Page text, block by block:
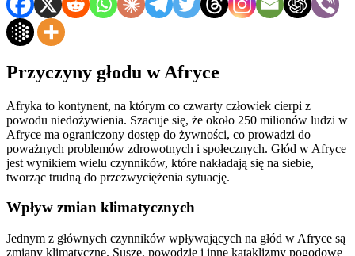
Przyczyny głodu w Afryce
Afryka to kontynent, na którym co czwarty człowiek cierpi z
powodu niedożywienia. Szacuje się, że około 250 milionów ludzi w
Afryce ma ograniczony dostęp do żywności, co prowadzi do
poważnych problemów zdrowotnych i społecznych. Głód w Afryce
jest wynikiem wielu czynników, które nakładają się na siebie,
tworząc trudną do przezwyciężenia sytuację.
Wpływ zmian klimatycznych
Jednym z głównych czynników wpływających na głód w Afryce są
zmiany klimatyczne. Susze, powodzie i inne kataklizmy pogodowe